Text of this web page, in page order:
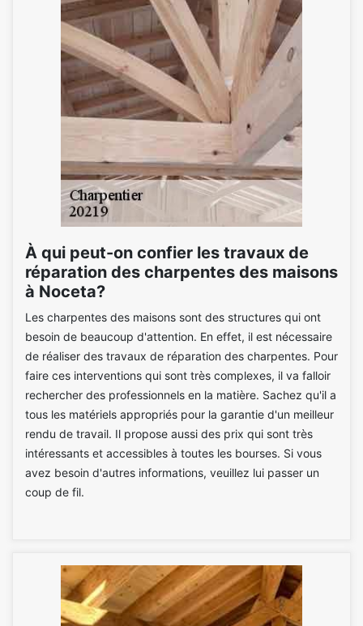
À qui peut-on confier les travaux de
réparation des charpentes des maisons
à Noceta?
Les charpentes des maisons sont des structures qui ont
besoin de beaucoup d'attention. En effet, il est nécessaire
de réaliser des travaux de réparation des charpentes. Pour
faire ces interventions qui sont très complexes, il va falloir
rechercher des professionnels en la matière. Sachez qu'il a
tous les matériels appropriés pour la garantie d'un meilleur
rendu de travail. Il propose aussi des prix qui sont très
intéressants et accessibles à toutes les bourses. Si vous
avez besoin d'autres informations, veuillez lui passer un
coup de fil.